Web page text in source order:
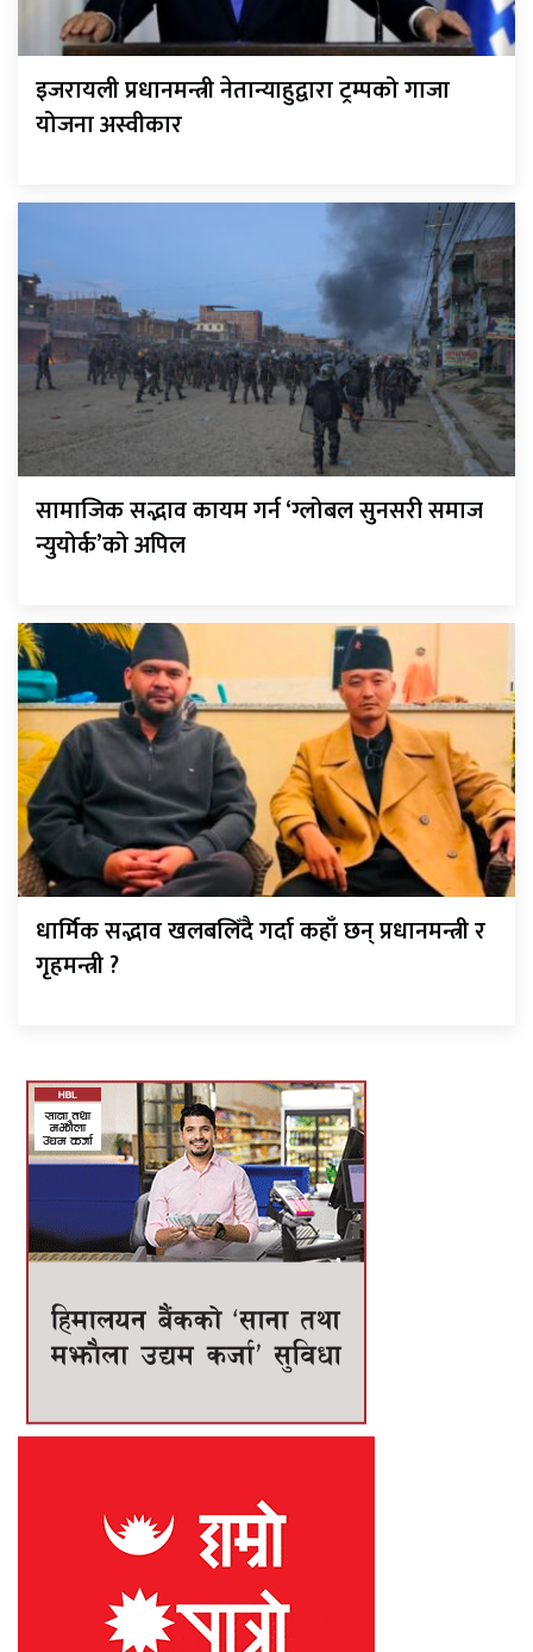
इजरायली प्रधानमन्त्री नेतान्याहुद्वारा ट्रम्पको गाजा
योजना अस्वीकार
सामाजिक सद्भाव कायम गर्न ‘ग्लोबल सुनसरी समाज
न्युयोर्क’को अपिल
धार्मिक सद्भाव खलबलिँदै गर्दा कहाँ छन् प्रधानमन्त्री र
गृहमन्त्री ?